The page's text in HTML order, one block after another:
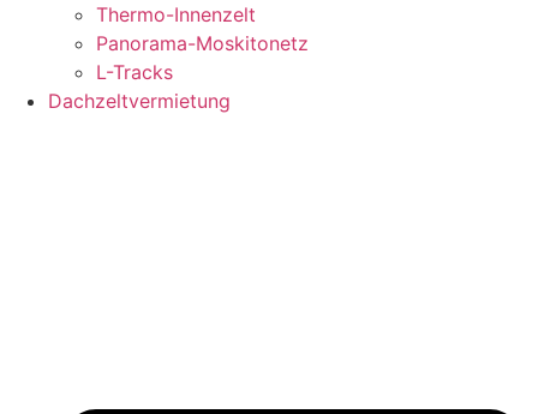
Thermo-Innenzelt
Panorama-Moskitonetz
L-Tracks
Dachzeltvermietung